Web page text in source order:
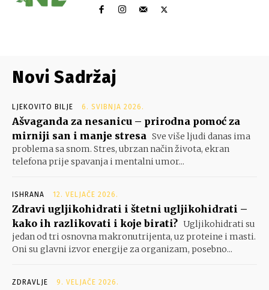
Novi Sadržaj
LJEKOVITO BILJE 6. SVIBNJA 2026.
Ašvaganda za nesanicu – prirodna pomoć za
mirniji san i manje stresa Sve više ljudi danas ima
problema sa snom. Stres, ubrzan način života, ekran
telefona prije spavanja i mentalni umor...
ISHRANA 12. VELJAČE 2026.
Zdravi ugljikohidrati i štetni ugljikohidrati –
kako ih razlikovati i koje birati? Ugljikohidrati su
jedan od tri osnovna makronutrijenta, uz proteine i masti.
Oni su glavni izvor energije za organizam, posebno...
ZDRAVLJE 9. VELJAČE 2026.